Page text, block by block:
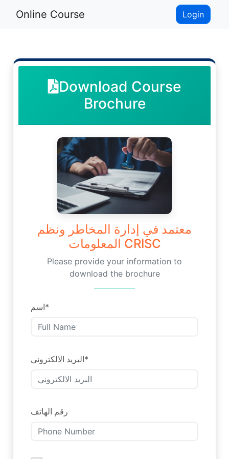
Online Course Login
Download Course
Brochure
معتمد في إدارة المخاطر ونظم
المعلومات CRISC
Please provide your information to
download the brochure
اسم*
البريد الالكتروني*
رقم الهاتف